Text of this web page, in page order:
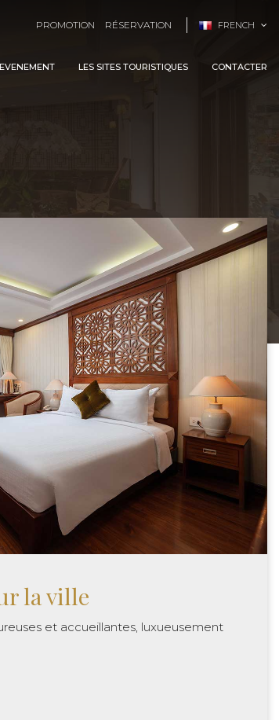
PROMOTION RÉSERVATION FRENCH
LES SITES TOURISTIQUES CONTACTER
la ville
et accueillantes, luxueusement